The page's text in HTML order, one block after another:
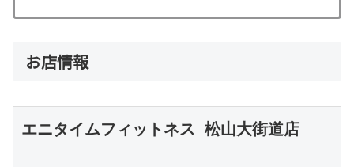
お店情報
エニタイムフィットネス 松山大街道店